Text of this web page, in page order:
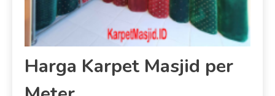
Harga Karpet Masjid per